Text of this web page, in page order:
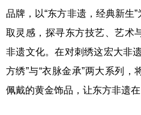
品牌，以“东方非遗，经典新生
取灵感，探寻东方技艺、艺术
非遗文化。在对刺绣这宏大非
方绣”与“衣脉金承”两大系列
佩戴的黄金饰品，让东方非遗